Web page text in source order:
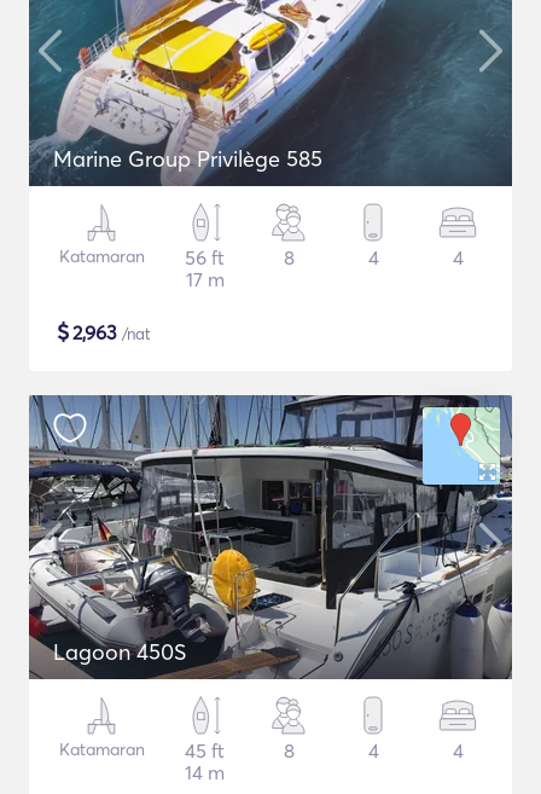
Marine Group Privilège 585
Katamaran
56 ft
17 m
8 4 4
$2,963 /nat
Lagoon 450S
Katamaran
45 ft
14 m
8 4 4